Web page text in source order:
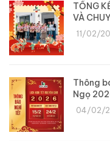
TỔNG
VÀ
11/02/
Thông
Ngọ
04/02/